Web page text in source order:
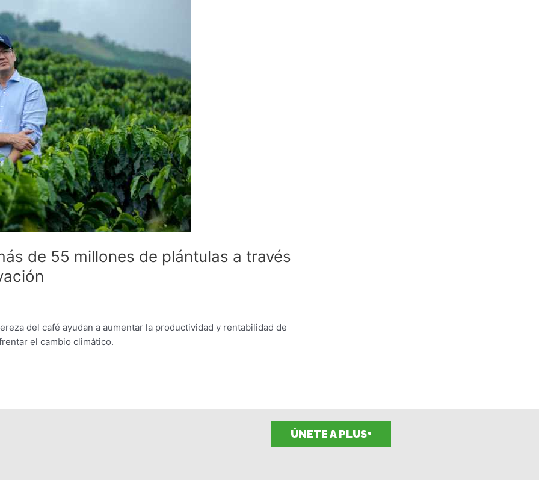
de 55 millones de plántulas a través
del café ayudan a aumentar la productividad y rentabilidad de
el cambio climático.
ÚNETE A PLUS+